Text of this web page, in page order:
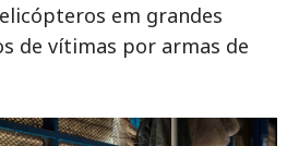
em grandes
de vítimas por armas de